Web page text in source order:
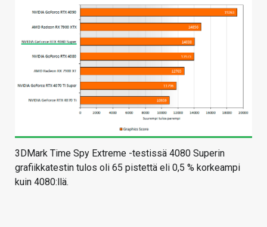
3DMark Time Spy Extreme -testissä 4080 Superin
grafiikkatestin tulos oli 65 pistettä eli 0,5 % korkeampi
kuin 4080:llä.